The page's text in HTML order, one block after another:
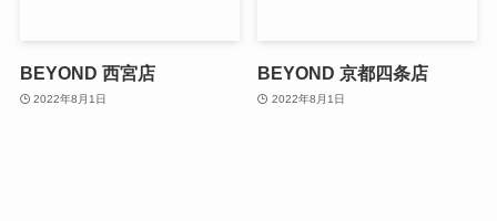
BEYOND 西宮店
2022年8月1日
BEYOND 京都四条店
2022年8月1日